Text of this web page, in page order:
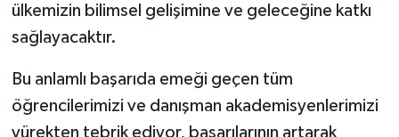
ülkemizin bilimsel gelişimine ve geleceğine katkı
sağlayacaktır.
Bu anlamlı başarıda emeği geçen tüm
öğrencilerimizi ve danışman akademisyenlerimizi
yürekten tebrik ediyor, başarılarının artarak